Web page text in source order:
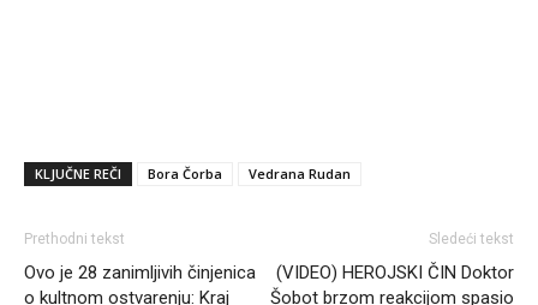
KLJUČNE REČI Bora Čorba Vedrana Rudan
Prethodni tekst
Ovo je 28 zanimljivih činjenica
o kultnom ostvarenju: Kraj
Sledeći tekst
(VIDEO) HEROJSKI ČIN Doktor
Šobot brzom reakcijom spasio